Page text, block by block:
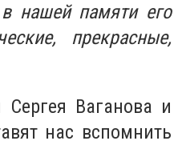
нашей памяти его
прекрасные,
Ваганова и
нас вспомнить